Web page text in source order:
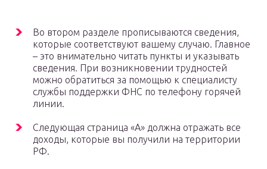
Во втором разделе прописываются сведения,
которые соответствуют вашему случаю. Главное
– это внимательно читать пункты и указывать
сведения. При возникновении трудностей
можно обратиться за помощью к специалисту
службы поддержки ФНС по телефону горячей
линии.
Следующая страница «А» должна отражать все
доходы, которые вы получили на территории
РФ.